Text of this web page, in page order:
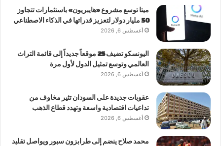
ميتا توسع مشروع «هايبريون» باستثمارات تتجاوز
50 مليار دولار لتعزيز قدراتها في الذكاء الاصطناعي
أغسطس 6, 2026
اليونسكو تضيف 25 موقعاً جديداً إلى قائمة التراث
العالمي وتوسع تمثيل الدول لأول مرة
أغسطس 6, 2026
عقوبات جديدة على السودان تثير مخاوف من
تداعيات اقتصادية واسعة وتهدد قطاع الذهب
أغسطس 6, 2026
محمد صلاح ينضم إلى طرابزون سبور ويواصل تقليد